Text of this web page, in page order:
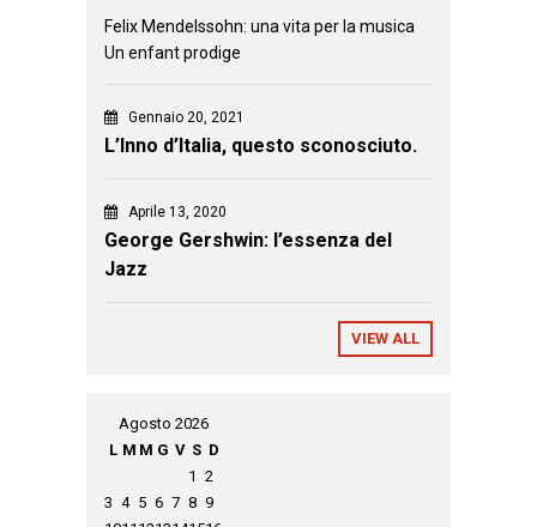
Felix Mendelssohn: una vita per la musica
Un enfant prodige
Gennaio 20, 2021
L’Inno d’Italia, questo sconosciuto.
Aprile 13, 2020
George Gershwin: l’essenza del
Jazz
VIEW ALL
Agosto 2026
L M M G V S D
1 2
3 4 5 6 7 8 9